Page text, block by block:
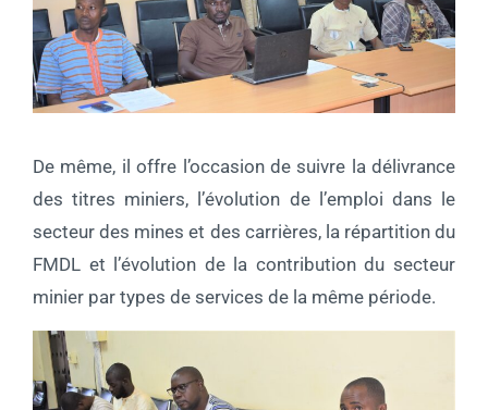
De même, il offre l’occasion de suivre la délivrance
des titres miniers, l’évolution de l’emploi dans le
secteur des mines et des carrières, la répartition du
FMDL et l’évolution de la contribution du secteur
minier par types de services de la même période.